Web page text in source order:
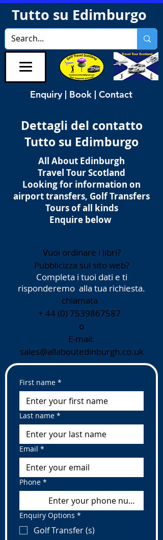
Tutto su Edimburgo
Enquiry | Book | Contact
Dettagli del contatto
Tutto su Edimburgo
All About Edinburgh
Travel Tour Scotland
Looking for information on
airport transfers, Golf Transfers
Tours of all kinds
Enquire below
Vuoi ordinare i libri?
Pubblicizza sul sito web?
Completa i tuoi dati e ti
risponderemo alla tua richiesta.
chiamata
+ 44 (0) 7539867587
o
E-mail:
sales@allaboutedinburgh.co.uk
First name *
Last name *
Email *
Phone *
Enquiry Options *
Golf Transfer (s)